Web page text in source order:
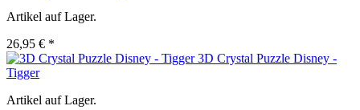
Artikel auf Lager.
26,95 € *
3D Crystal Puzzle Disney -
Tigger
Artikel auf Lager.